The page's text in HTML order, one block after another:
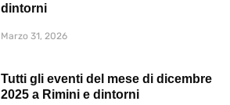
dintorni
Marzo 31, 2026
Tutti gli eventi del mese di dicembre
2025 a Rimini e dintorni